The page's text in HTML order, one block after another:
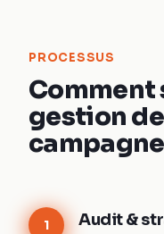
PROCESSUS
Comment
gestion
1 Audit &